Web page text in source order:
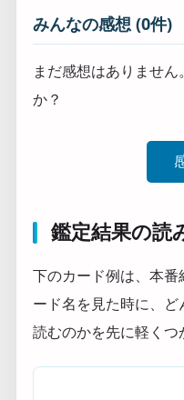
みんなの感想 (0件)
まだ感想はありませ
か？
鑑定結果の読
下のカード例は、本
ード名を見た時に、
読むのかを先に軽くつ